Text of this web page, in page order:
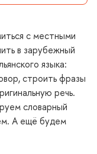
с местными
в зарубежный
языка:
строить фразы
речь.
словарный
А ещё будем